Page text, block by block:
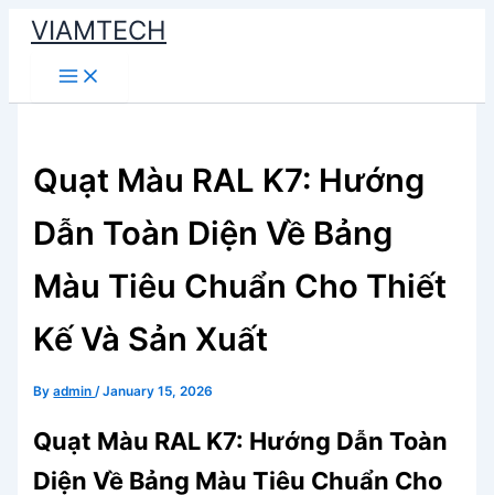
Skip
content
VIAMTECH
Main
Menu
Quạt Màu RAL K7: Hướng
Dẫn Toàn Diện Về Bảng
Màu Tiêu Chuẩn Cho Thiết
Kế Và Sản Xuất
Byadmin/January 15, 2026
Quạt Màu RAL K7: Hướng Dẫn Toàn
Diện Về Bảng Màu Tiêu Chuẩn Cho